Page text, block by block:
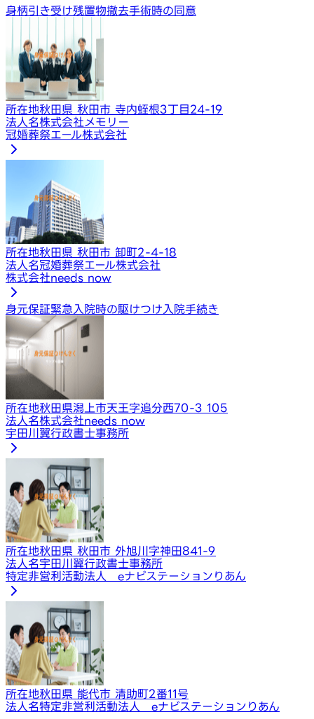
身柄引き受け残置物撤去手術時の同意
所在地秋田県 秋田市 寺内蛭根3丁目24-19
法人名株式会社メモリー
冠婚葬祭エール株式会社
所在地秋田県 秋田市 卸町2-4-18
法人名冠婚葬祭エール株式会社
株式会社needs now
身元保証緊急入院時の駆けつけ 入院手続き
所在地秋田県潟上市天王字追分西70-3 105
法人名株式会社needs now
宇田川翼行政書士事務所
所在地秋田県 秋田市 外旭川字神田841-9
法人名宇田川翼行政書士事務所
特定非営利活動法人 eナビステーションりあん
所在地秋田県 能代市 清助町2番11号
法人名特定非営利活動法人 eナビステーションりあん